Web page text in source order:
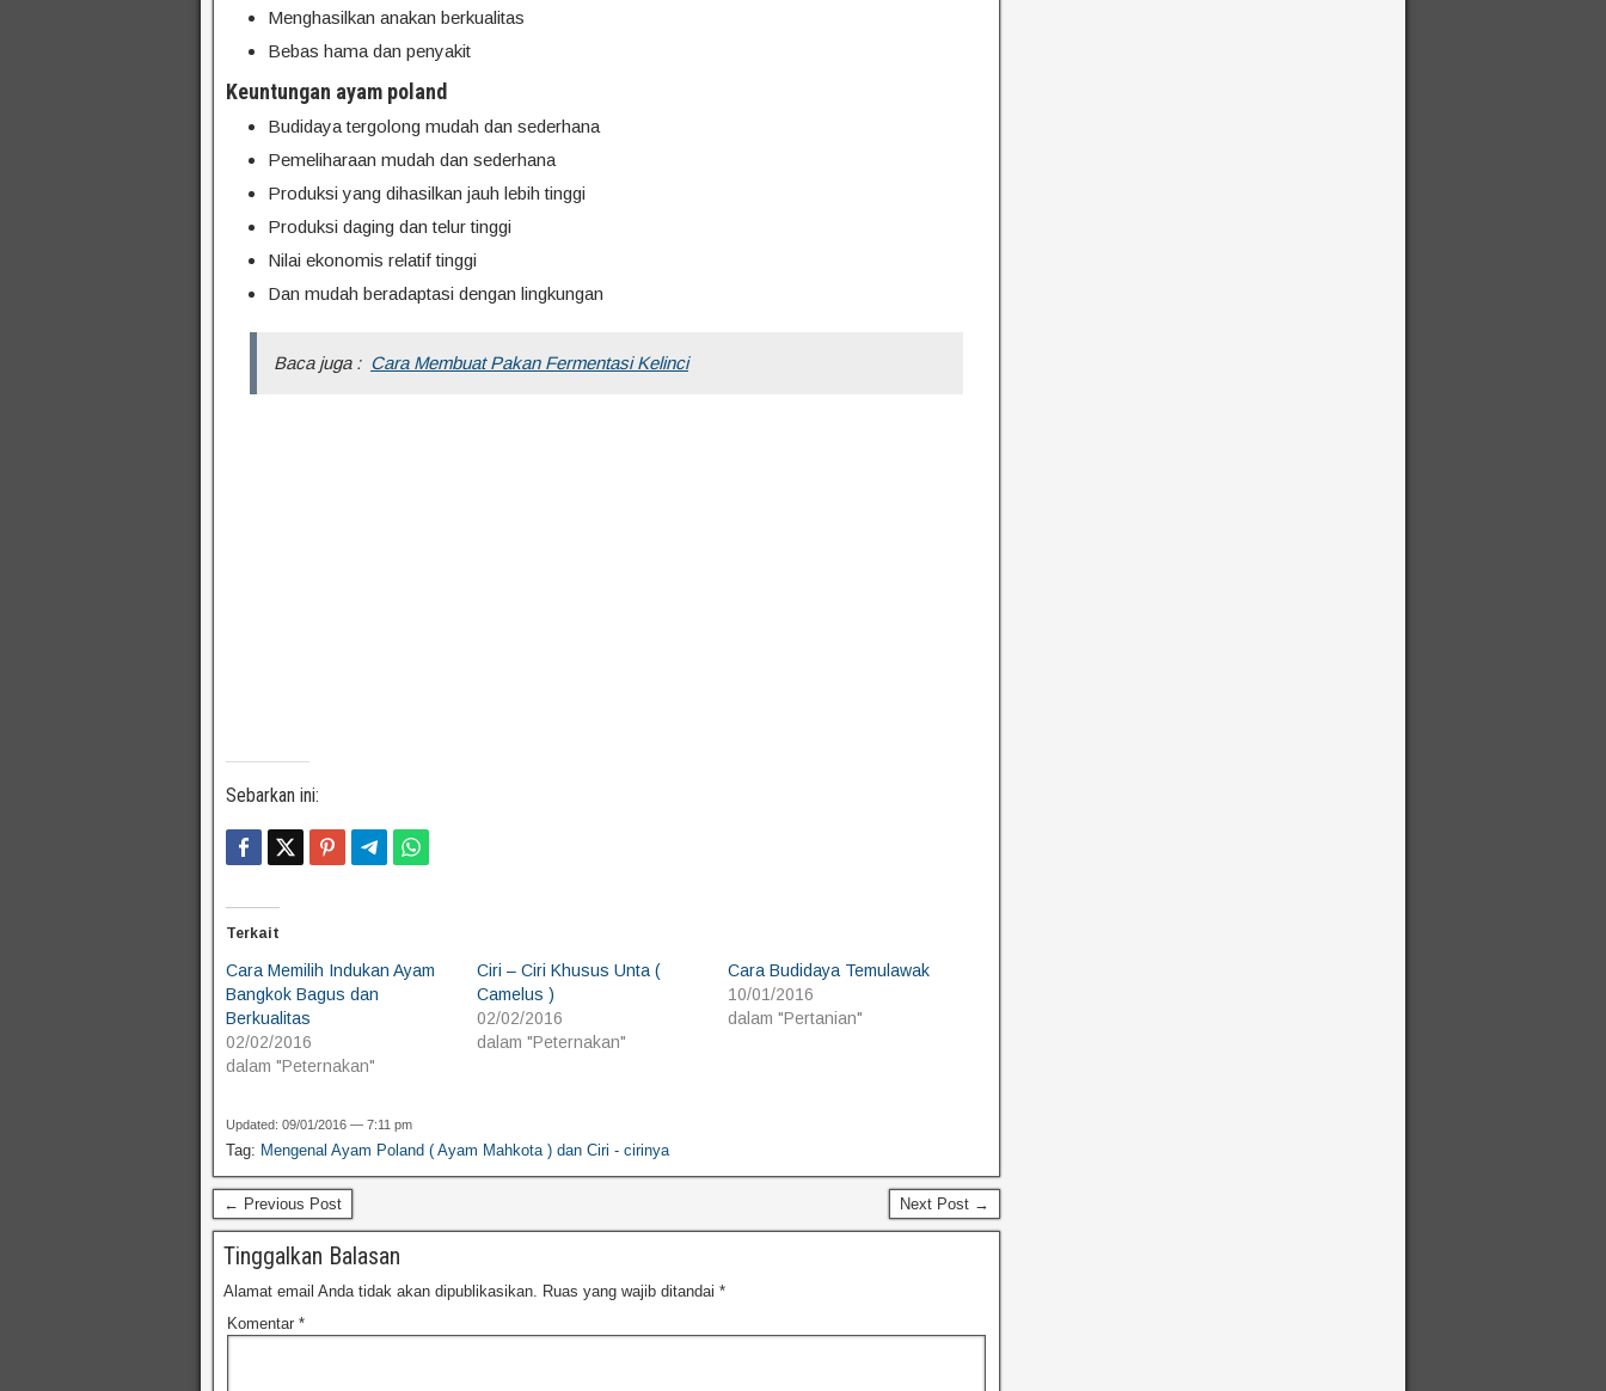
Menghasilkan anakan berkualitas
Bebas hama dan penyakit
Keuntungan ayam poland
Budidaya tergolong mudah dan sederhana
Pemeliharaan mudah dan sederhana
Produksi yang dihasilkan jauh lebih tinggi
Produksi daging dan telur tinggi
Nilai ekonomis relatif tinggi
Dan mudah beradaptasi dengan lingkungan
Baca juga : Cara Membuat Pakan Fermentasi Kelinci
Sebarkan ini:
Terkait
Cara Memilih Indukan Ayam
Bangkok Bagus dan
Berkualitas
02/02/2016
dalam "Peternakan"
Ciri – Ciri Khusus Unta (
Camelus )
02/02/2016
dalam "Peternakan"
Cara Budidaya Temulawak
10/01/2016
dalam "Pertanian"
Updated: 09/01/2016 — 7:11 pm
Tag: Mengenal Ayam Poland ( Ayam Mahkota ) dan Ciri - cirinya
← Previous Post Next Post →
Tinggalkan Balasan
Alamat email Anda tidak akan dipublikasikan. Ruas yang wajib ditandai *
Komentar *